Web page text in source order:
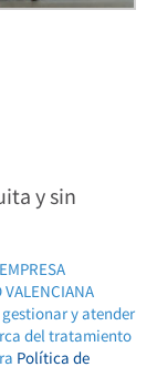
y sin
VALENCIANA
y atender
del tratamiento
Política de